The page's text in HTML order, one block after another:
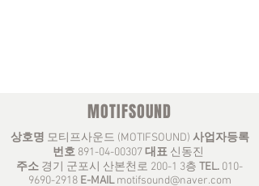
MOTIFSOUND
상호명 모티프사운드 (MOTIFSOUND) 사업자등록
번호 891-04-00307대표 신동진
주소 경기 군포시 산본천로 200-1 3층 TEL. 010-
9690-2918 E-MAIL motifsound@naver.com